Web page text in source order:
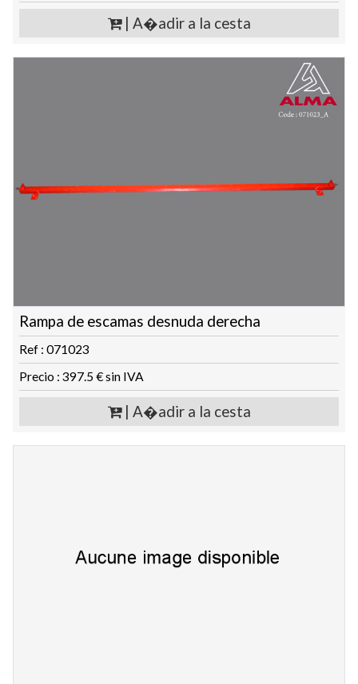
| A�adir a la cesta
Rampa de escamas desnuda derecha
Ref : 071023
Precio : 397.5 € sin IVA
| A�adir a la cesta